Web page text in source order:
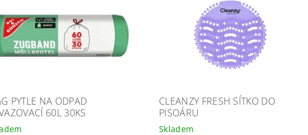
PYTLE NA ODPAD
60L 30KS
CLEANZY FRESH SÍTKO DO
PISOÁRU
Skladem